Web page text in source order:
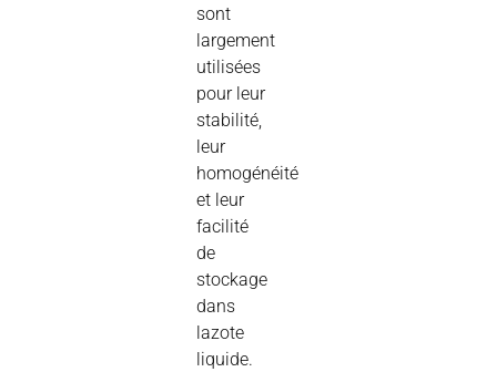
sont
largement
utilisées
pour leur
stabilité,
leur
homogénéité
et leur
facilité
de
stockage
dans
lazote
liquide.